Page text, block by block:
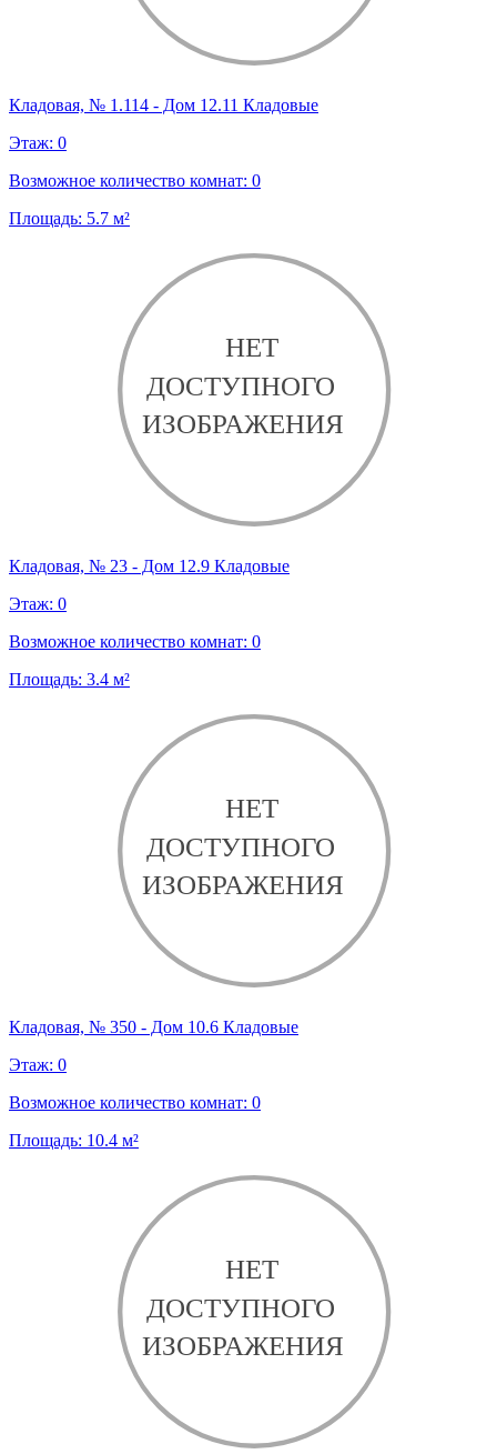
Кладовая, № 1.114 - Дом 12.11 Кладовые
Этаж: 0
Возможное количество комнат: 0
Площадь: 5.7 м²
Кладовая, № 23 - Дом 12.9 Кладовые
Этаж: 0
Возможное количество комнат: 0
Площадь: 3.4 м²
Кладовая, № 350 - Дом 10.6 Кладовые
Этаж: 0
Возможное количество комнат: 0
Площадь: 10.4 м²